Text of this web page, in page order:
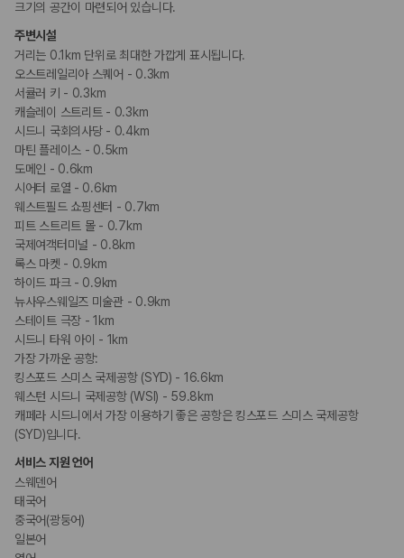
기타
프러포즈/로맨스 패키지 이용 가능
커플/프라이빗 다이닝
프라이빗 피크닉
크기의 공간이 마련되어 있습니다.
주변시설
거리는 0.1km 단위로 최대한 가깝게 표시됩니다.
오스트레일리아 스퀘어 - 0.3km
서큘러 키 - 0.3km
캐슬레이 스트리트 - 0.3km
시드니 국회의사당 - 0.4km
마틴 플레이스 - 0.5km
도메인 - 0.6km
시어터 로열 - 0.6km
웨스트필드 쇼핑센터 - 0.7km
피트 스트리트 몰 - 0.7km
국제여객터미널 - 0.8km
록스 마켓 - 0.9km
하이드 파크 - 0.9km
뉴사우스웨일즈 미술관 - 0.9km
스테이트 극장 - 1km
시드니 타워 아이 - 1km
가장 가까운 공항:
킹스포드 스미스 국제공항 (SYD) - 16.6km
웨스턴 시드니 국제공항 (WSI) - 59.8km
캐페라 시드니에서 가장 이용하기 좋은 공항은 킹스포드 스미스 국제공항
(SYD)입니다.
서비스 지원 언어
스웨덴어
태국어
중국어(광둥어)
일본어